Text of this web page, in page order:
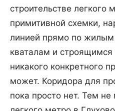
строительстве легкого
примитивной схемки,
линией прямо по
кваталам и
никакого конкретного
может. Коридора для
пока просто нет. Тем